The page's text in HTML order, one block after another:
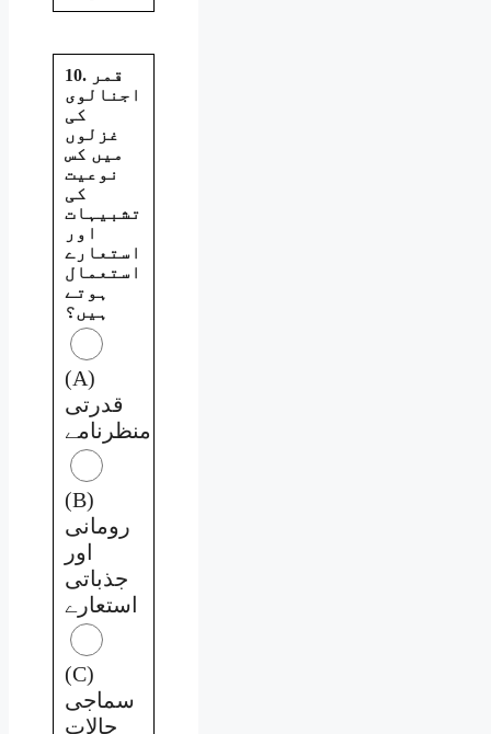
10. قمر
اجنالوی
کی
غزلوں
میں کس
نوعیت
کی
تشبیہات
اور
استعارے
استعمال
ہوتے
ہیں؟
(A)
قدرتی
منظرنامے
(B)
رومانی
اور
جذباتی
استعارے
(C)
سماجی
حالات